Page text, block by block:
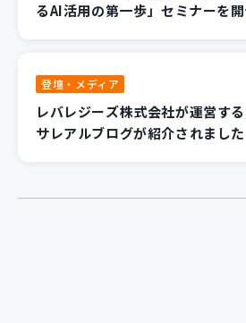
るAI活用の第一歩」セミナーを
登壇・メディア
レバレジーズ株式会社が運営す
サレアルブログが紹介されました